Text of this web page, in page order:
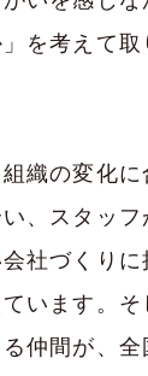
を考えて
織の変化
、スタッ
社づくり
います。
仲間が、